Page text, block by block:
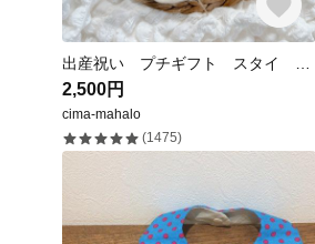
出産祝い プチギフト スタイ おしゃぶりホルダー
2,500円
cima-mahalo
(1475)